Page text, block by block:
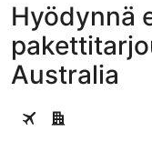
Hyödynnä
Australia
Sydney